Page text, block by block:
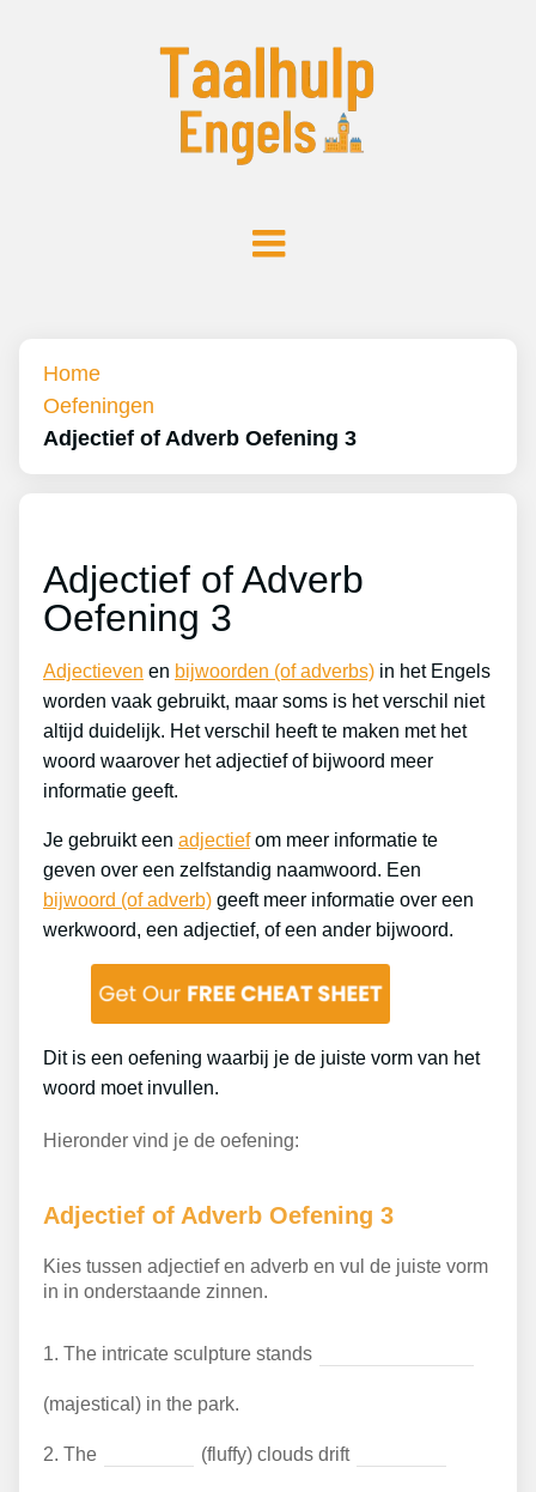
Home
Oefeningen
Adjectief of Adverb Oefening 3
Adjectief of Adverb
Oefening 3
Adjectieven en bijwoorden (of adverbs) in het Engels
worden vaak gebruikt, maar soms is het verschil niet
altijd duidelijk. Het verschil heeft te maken met het
woord waarover het adjectief of bijwoord meer
informatie geeft.
Je gebruikt een adjectiefom meer informatie te
geven over een zelfstandig naamwoord. Een
bijwoord (of adverb) geeft meer informatie over een
werkwoord, een adjectief, of een ander bijwoord.
Dit is een oefening waarbij je de juiste vorm van het
woord moet invullen.
Hieronder vind je de oefening:
Adjectief of Adverb Oefening 3
Kies tussen adjectief en adverb en vul de juiste vorm
in in onderstaande zinnen.
1. The intricate sculpture stands
(majestical) in the park.
2. The (fluffy) clouds drift